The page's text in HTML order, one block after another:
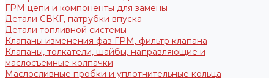
ГРМ цепи и компоненты для замены
Детали СВКГ, патрубки впуска
Детали топливной системы
Клапаны изменения фаз ГРМ, фильтр клапана
Клапаны, толкатели, шайбы, направляющие и
маслосъемные колпачки
Маслосливные пробки и уплотнительные кольца